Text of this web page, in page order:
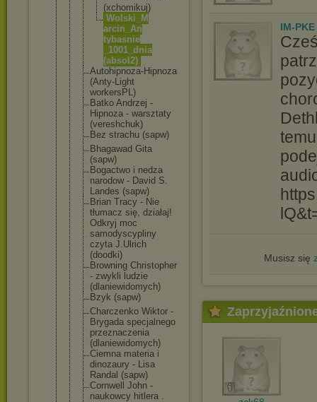
(xchomikuj)
Wolski_M
arcin_An
tybasnie
_1001_dnia
(absol2)
Autohipnoza-Hipnoza
(Anty-Light
workersPL)
Batko Andrzej -
Hipnoza - warsztaty
(vereshchuk)
Bez strachu (sapw)
Bhagawad Gita
(sapw)
Bogactwo i nedza
narodow - David S.
Landes (sapw)
Brian Tracy - Nie
tłumacz się, działaj!
Odkryj moc
samodyscypl iny
czyta J.Ulrich
(doodki)
Browning Christopher
- zwykli ludzie
(dlaniewidomych)
Bzyk (sapw)
Charczenko Wiktor -
Brygada specjalnego
przeznaczenia
(dlaniewidomych)
Ciemna materia i
dinozaury - Lisa
Randal (sapw)
Cornwell John -
naukowcy hitlera .
IM-PKE
Musisz się